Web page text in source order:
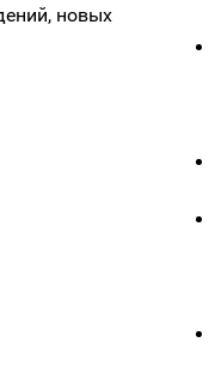
новых